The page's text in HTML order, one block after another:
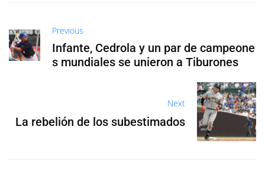
Previous
Infante, Cedrola y un par de campeone
s mundiales se unieron a Tiburones
Next
La rebelión de los subestimados